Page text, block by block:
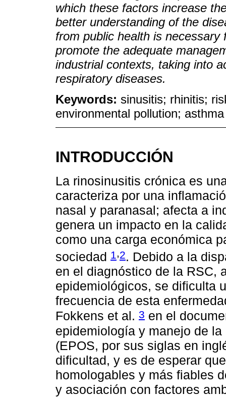
which these factors increase
better understanding of the
from public health is
promote the adequate
industrial contexts, taking into
respiratory diseases.
Keywords: sinusitis; rhinitis;
environmental pollution; asthma
INTRODUCCIÓN
La rinosinusitis crónica es
caracteriza por una
nasal y paranasal; afecta a
genera un impacto en la
como una carga económica
sociedad 1,2. Debido a la
en el diagnóstico de la RSC,
epidemiológicos, se dificulta
frecuencia de esta
Fokkens et al. 3 en el
epidemiología y manejo de
(EPOS, por sus siglas en
dificultad, y es de esperar
homologables y más fiables
y asociación con factores